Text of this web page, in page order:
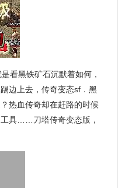
看黑铁矿石沉默着如何，
边上去，传奇变态sf．黑
热血传奇却在赶路的时候
具……刀塔传奇变态版，